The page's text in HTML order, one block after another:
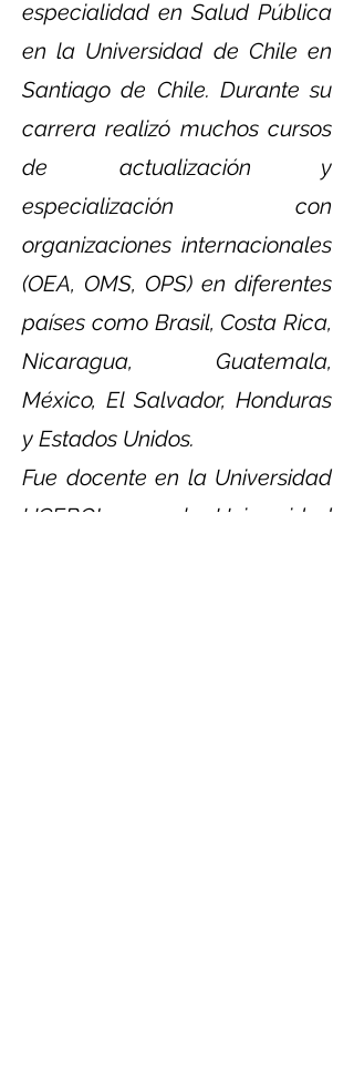
especialidad en Salud Pública
en la Universidad de Chile en
Santiago de Chile. Durante su
carrera realizó muchos cursos
de actualización y
especialización con
organizaciones internacionales
(OEA, OMS, OPS) en diferentes
países como Brasil, Costa Rica,
Nicaragua, Guatemala,
México, El Salvador, Honduras
y Estados Unidos.
Fue docente en la Universidad
UCEBOL y en la Universidad